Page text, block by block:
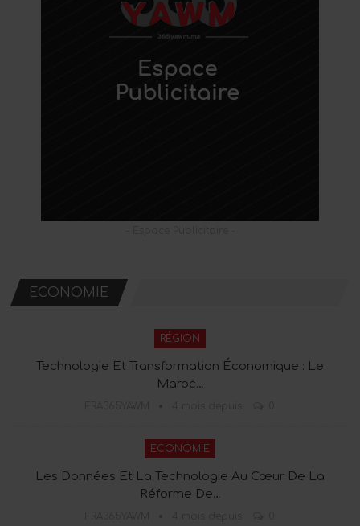
ECONOMIE
RÉGION
Technologie Et Transformation Économique : Le
Maroc…
ECONOMIE
Les Données Et La Technologie Au Cœur De La
Réforme De…